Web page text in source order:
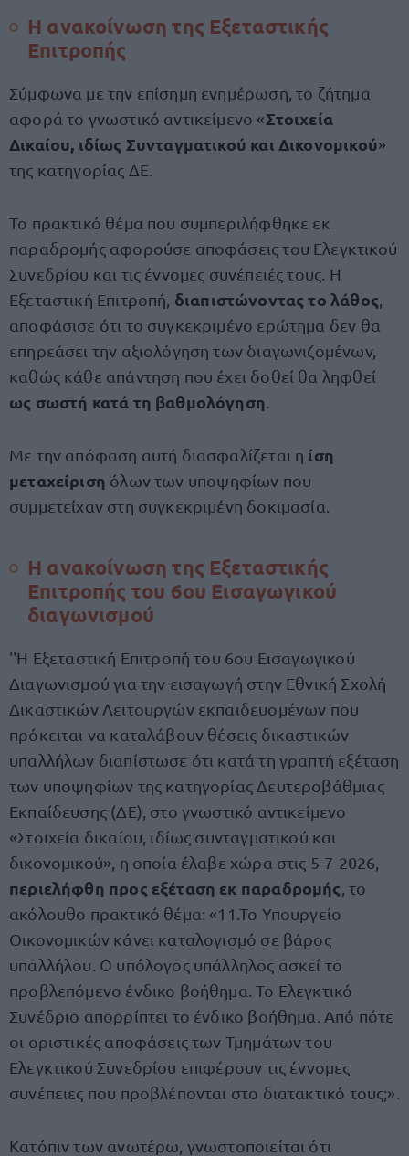
Η ανακοίνωση της Εξεταστικής
Επιτροπής
Σύμφωνα με την επίσημη ενημέρωση, το ζήτημα
αφορά το γνωστικό αντικείμενο «Στοιχεία
Δικαίου, ιδίως Συνταγματικού και Δικονομικού»
της κατηγορίας ΔΕ.
Το πρακτικό θέμα που συμπεριλήφθηκε εκ
παραδρομής αφορούσε αποφάσεις του Ελεγκτικού
Συνεδρίου και τις έννομες συνέπειές τους. Η
Εξεταστική Επιτροπή, διαπιστώνοντας το λάθος
αποφάσισε ότι το συγκεκριμένο ερώτημα δεν θα
επηρεάσει την αξιολόγηση των διαγωνιζομένων,
καθώς κάθε απάντηση που έχει δοθεί θα ληφθεί
ως σωστή κατά τη βαθμολόγηση
Με την απόφαση αυτή διασφαλίζεται η ίση
μεταχείριση όλων των υποψηφίων που
συμμετείχαν στη συγκεκριμένη δοκιμασία.
Η ανακοίνωση της Εξεταστικής
Επιτροπής του 6ου Εισαγωγικού
διαγωνισμού
''Η Εξεταστική Επιτροπή του 6ου Εισαγωγικού
Διαγωνισμού για την εισαγωγή στην Εθνική Σχολή
Δικαστικών Λειτουργών εκπαιδευομένων που
πρόκειται να καταλάβουν θέσεις δικαστικών
υπαλλήλων διαπίστωσε ότι κατά τη γραπτή εξέταση
των υποψηφίων της κατηγορίας Δευτεροβάθμιας
Εκπαίδευσης (ΔΕ), στο γνωστικό αντικείμενο
«Στοιχεία δικαίου, ιδίως συνταγματικού και
δικονομικού», η οποία έλαβε χώρα στις 5-7-2026,
περιελήφθη προς εξέταση εκ παραδρομής , το
ακόλουθο πρακτικό θέμα: «11.Το Υπουργείο
Οικονομικών κάνει καταλογισμό σε βάρος
υπαλλήλου. Ο υπόλογος υπάλληλος ασκεί το
προβλεπόμενο ένδικο βοήθημα. Το Ελεγκτικό
Συνέδριο απορρίπτει το ένδικο βοήθημα. Από πότε
οι οριστικές αποφάσεις των Τμημάτων του
Ελεγκτικού Συνεδρίου επιφέρουν τις έννομες
συνέπειες που προβλέπονται στο διατακτικό τους;».
Κατόπιν των ανωτέρω, γνωστοποιείται ότι